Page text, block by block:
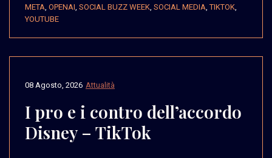
META OPENAI SOCIAL BUZZ WEEK SOCIAL MEDIA ,TIKTOK
YOUTUBE
Attualità
08 Agosto, 2026
I pro e i contro dell’accordo
Disney – TikTok